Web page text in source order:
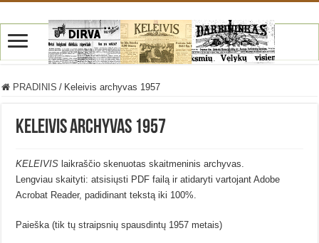
PRADINIS / Keleivis archyvas 1957
Keleivis archyvas 1957
KELEIVIS laikraščio skenuotas skaitmeninis archyvas.
Lengviau skaityti: atsisiųsti PDF failą ir atidaryti vartojant Adobe
Acrobat Reader, padidinant tekstą iki 100%.
Paieška (tik tų straipsnių spausdintų 1957 metais)